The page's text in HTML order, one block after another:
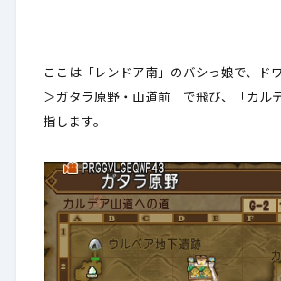
ここは「レンドア南」のバシっ娘で、ド
＞ガタラ原野・山道前 で飛び、「カル
指します。